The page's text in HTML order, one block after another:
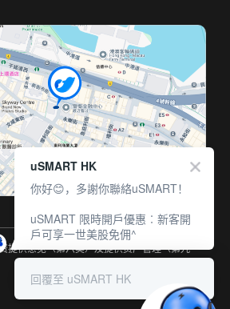
提供意见（第六类）及提供资产管理（第九
uSMART HK
你好😊，多謝你聯絡uSMART！
uSMART 限時開戶優惠︰新客開
戶可享一世美股免佣^
回覆至 uSMART HK